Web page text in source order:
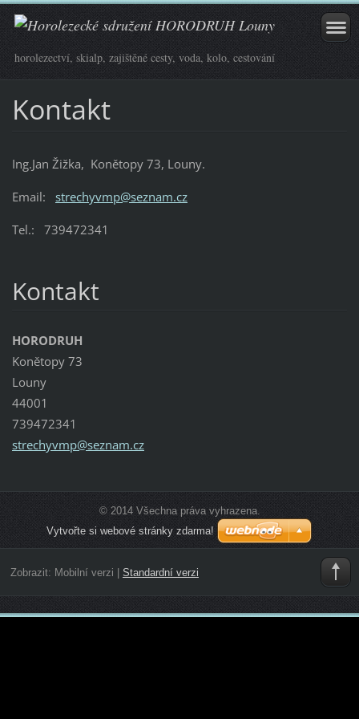
horolezectví, skialp, zajištěné cesty, voda, kolo, cestování
Kontakt
Ing.Jan Žižka, Konětopy 73, Louny.
Email: strechyvmp@seznam.cz
Tel.: 739472341
Kontakt
HORODRUH
Konětopy 73
Louny
44001
739472341
strechyvmp@seznam.cz
© 2014 Všechna práva vyhrazena.
Vytvořte si webové stránky zdarma!
Zobrazit: Mobilní verzi Standardní verzi